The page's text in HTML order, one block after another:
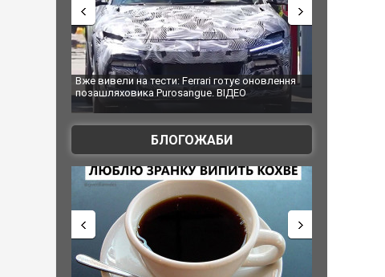
готує оновлення
Вийшов трейлер нової екранізації легендарного
фільму "Афера Томаса Крауна"
БЛОГОЖАБИ